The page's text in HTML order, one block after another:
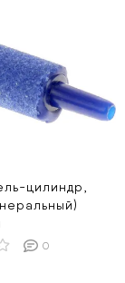
цилиндр,
0